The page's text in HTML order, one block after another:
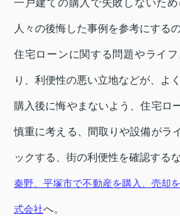
人々の後悔した事例を参考にする
住宅ローンに関する問題やライ
り、利便性の悪い立地などが、よ
購入後に悔やまないよう、住宅ロ
慎重に考える、間取りや設備がラ
ックする、街の利便性を確認する
秦野、平塚市で不動産を購入、売却
式会社へ。